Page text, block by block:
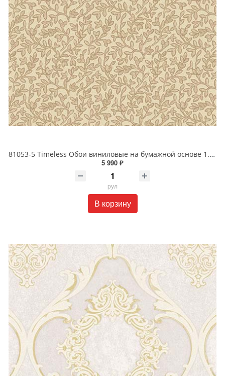
81053-5 Timeless Обои виниловые на бумажной основе 1.06*15.5
5 990 ₽
рул
В корзину